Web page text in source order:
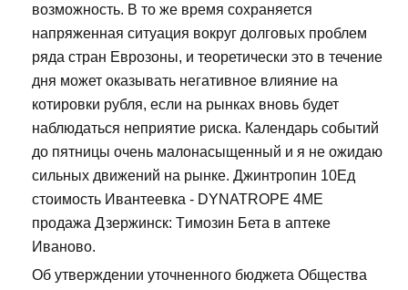
возможность. В то же время сохраняется
напряженная ситуация вокруг долговых проблем
ряда стран Еврозоны, и теоретически это в течение
дня может оказывать негативное влияние на
котировки рубля, если на рынках вновь будет
наблюдаться неприятие риска. Календарь событий
до пятницы очень малонасыщенный и я не ожидаю
сильных движений на рынке. Джинтропин 10Ед
стоимость Ивантеевка - DYNATROPE 4ME
продажа Дзержинск: Tимозин Бета в аптеке
Иваново.
Об утверждении уточненного бюджета Общества